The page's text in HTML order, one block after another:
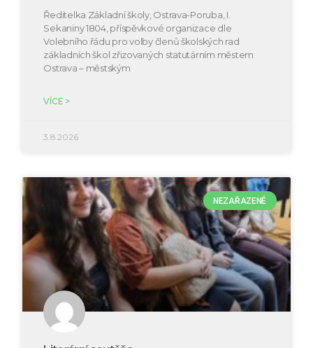
Ředitelka Základní školy, Ostrava-Poruba, I.
Sekaniny 1804, příspěvkové organizace dle
Volebního řádu pro volby členů školských rad
základních škol zřizovaných statutárním městem
Ostrava – městským
VÍCE >
3.8.2026
NEZAŘAZENÉ